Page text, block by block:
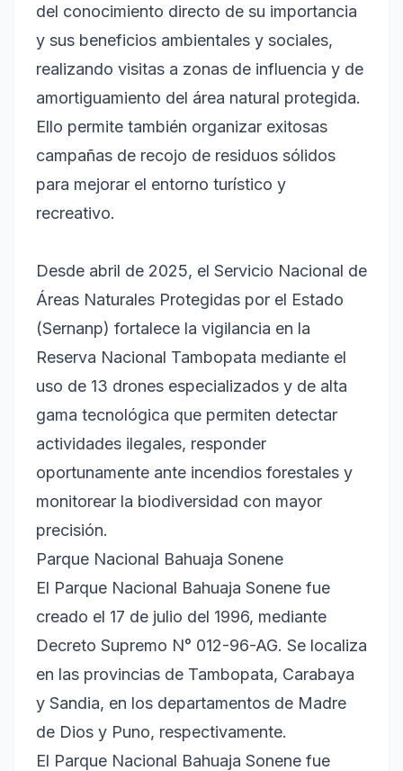
del conocimiento directo de su importancia
y sus beneficios ambientales y sociales,
realizando visitas a zonas de influencia y de
amortiguamiento del área natural protegida.
Ello permite también organizar exitosas
campañas de recojo de residuos sólidos
para mejorar el entorno turístico y
recreativo.
Desde abril de 2025, el Servicio Nacional de
Áreas Naturales Protegidas por el Estado
(Sernanp) fortalece la vigilancia en la
Reserva Nacional Tambopata mediante el
uso de 13 drones especializados y de alta
gama tecnológica que permiten detectar
actividades ilegales, responder
oportunamente ante incendios forestales y
monitorear la biodiversidad con mayor
precisión.
Parque Nacional Bahuaja Sonene
El Parque Nacional Bahuaja Sonene fue
creado el 17 de julio del 1996, mediante
Decreto Supremo N° 012-96-AG. Se localiza
en las provincias de Tambopata, Carabaya
y Sandia, en los departamentos de Madre
de Dios y Puno, respectivamente.
El Parque Nacional Bahuaja Sonene fue